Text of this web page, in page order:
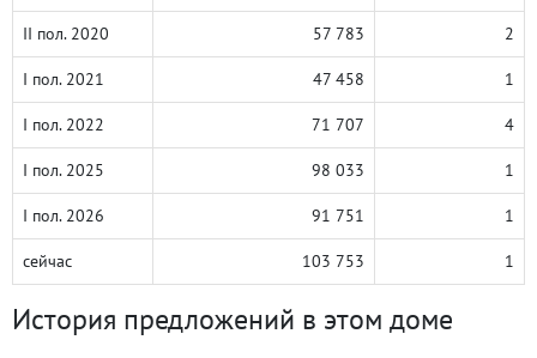
II пол. 2020 57 783 2
I пол. 2021 47 458 1
I пол. 2022 71 707 4
I пол. 2025 98 033 1
I пол. 2026 91 751 1
сейчас 103 753 1
История предложений в этом доме